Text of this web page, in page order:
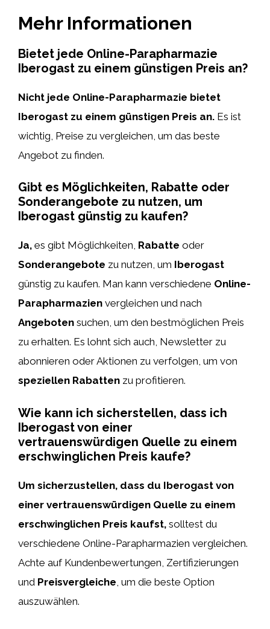
Mehr Informationen
Bietet jede Online-Parapharmazie
Iberogast zu einem günstigen Preis an?
Nicht jede Online-Parapharmazie bietet
Iberogast zu einem günstigen Preis an. Es ist
wichtig, Preise zu vergleichen, um das beste
Angebot zu finden.
Gibt es Möglichkeiten, Rabatte oder
Sonderangebote zu nutzen, um
Iberogast günstig zu kaufen?
Ja, es gibt Möglichkeiten, Rabatte oder
Sonderangebote zu nutzen, um Iberogast
günstig zu kaufen. Man kann verschiedene Online-
Parapharmazien vergleichen und nach
Angeboten suchen, um den bestmöglichen Preis
zu erhalten. Es lohnt sich auch, Newsletter zu
abonnieren oder Aktionen zu verfolgen, um von
speziellen Rabatten zu profitieren.
Wie kann ich sicherstellen, dass ich
Iberogast von einer
vertrauenswürdigen Quelle zu einem
erschwinglichen Preis kaufe?
Um sicherzustellen, dass du Iberogast von
einer vertrauenswürdigen Quelle zu einem
erschwinglichen Preis kaufst, solltest du
verschiedene Online-Parapharmazien vergleichen.
Achte auf Kundenbewertungen, Zertifizierungen
und Preisvergleiche , um die beste Option
auszuwählen.